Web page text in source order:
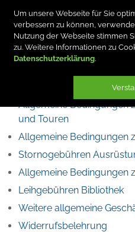
Um unsere Webseite für Sie
verbessern zu können,
Nutzung der Webseite stimmen
zu. Weitere Informationen zu
Datenschutzerklärung
Allgemeine Bedingungen
und Touren
Allgemeine Bedingungen
Stornogebühren
Allgemeine Bedingungen
Leihgebühren Bibliothek
Weitere allgemeine
Widerrufsbelehrung